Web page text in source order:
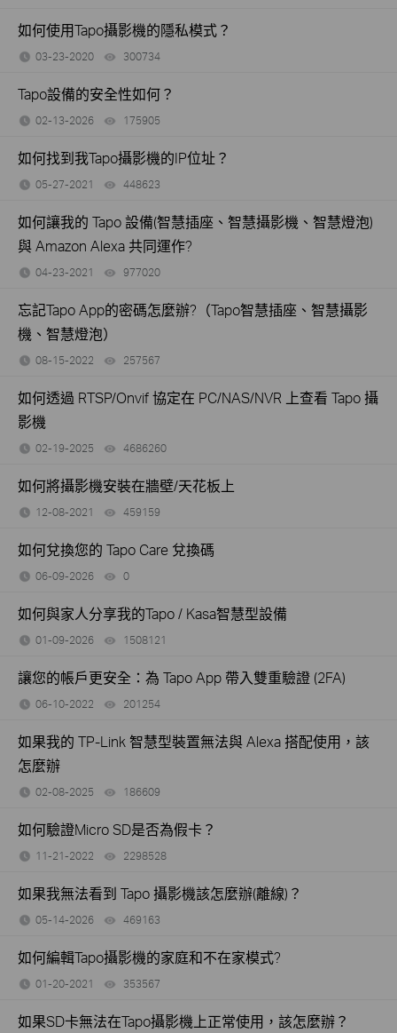
如何使用Tapo攝影機的隱私模式？
03-23-2020 300734
Tapo設備的安全性如何？
02-13-2026 175905
如何找到我Tapo攝影機的IP位址？
05-27-2021 448623
如何讓我的 Tapo 設備(智慧插座、智慧攝影機、智慧燈泡)
與 Amazon Alexa 共同運作?
04-23-2021 977020
忘記Tapo App的密碼怎麼辦?（Tapo智慧插座、智慧攝影
機、智慧燈泡）
08-15-2022 257567
如何透過 RTSP/Onvif 協定在 PC/NAS/NVR 上查看 Tapo 攝
影機
02-19-2025 4686260
如何將攝影機安裝在牆壁/天花板上
12-08-2021 459159
如何兌換您的 Tapo Care 兌換碼
06-09-2026 0
如何與家人分享我的Tapo / Kasa智慧型設備
01-09-2026 1508121
讓您的帳戶更安全：為 Tapo App 帶入雙重驗證 (2FA)
06-10-2022 201254
如果我的 TP-Link 智慧型裝置無法與 Alexa 搭配使用，該
怎麼辦
02-08-2025 186609
如何驗證Micro SD是否為假卡？
11-21-2022 2298528
如果我無法看到 Tapo 攝影機該怎麼辦(離線)？
05-14-2026 469163
如何編輯Tapo攝影機的家庭和不在家模式?
01-20-2021 353567
如果SD卡無法在Tapo攝影機上正常使用，該怎麼辦？